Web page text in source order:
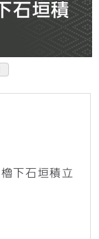
石垣積
下石垣積立